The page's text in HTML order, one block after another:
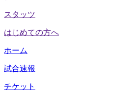
スタッツ
はじめての方へ
ホーム
試合速報
チケット